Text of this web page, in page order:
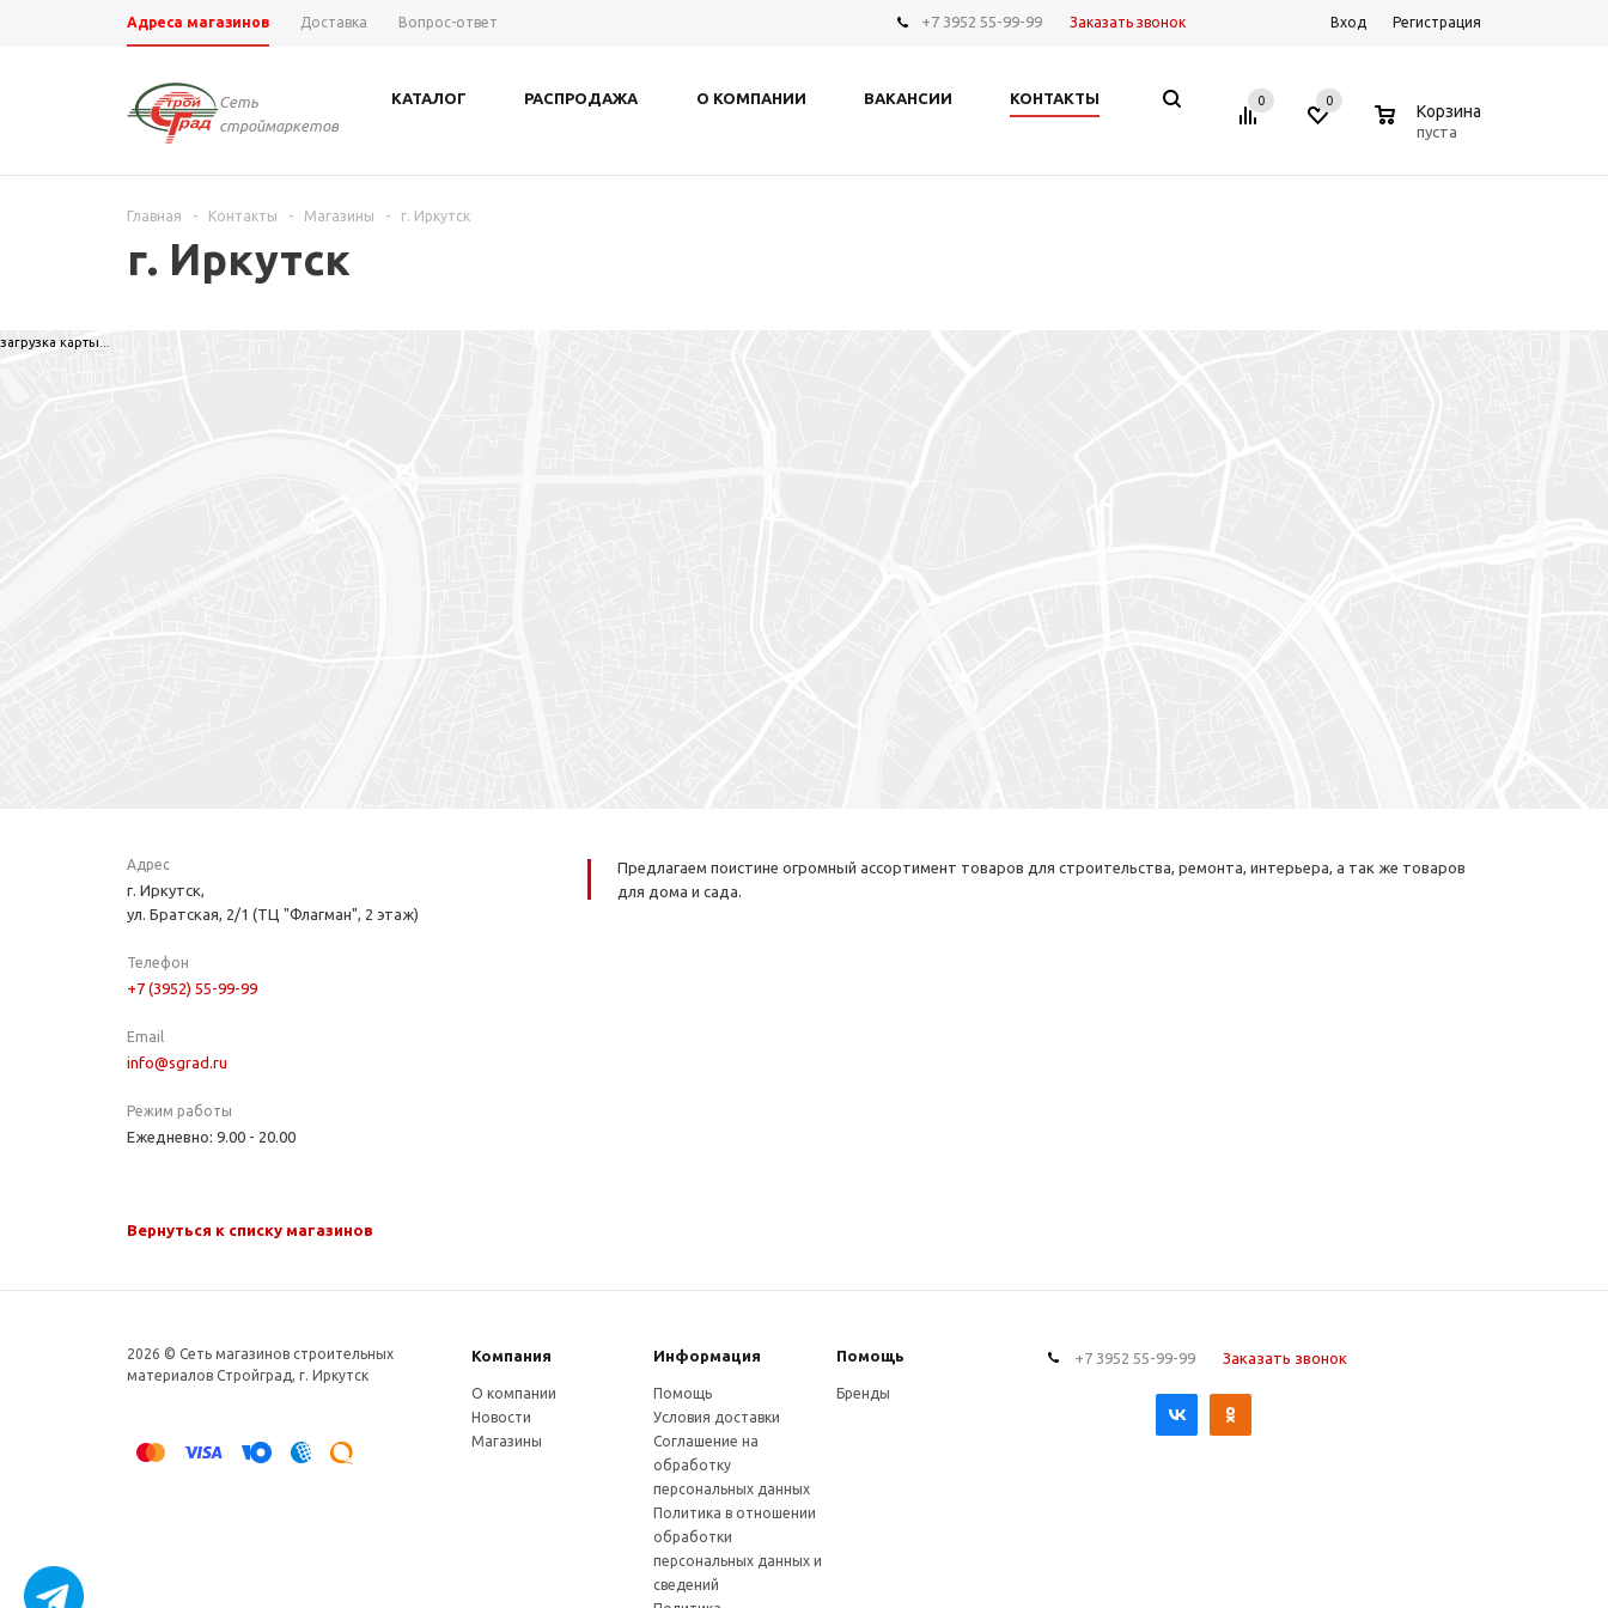
Адреса магазинов Доставка Вопрос-ответ +7 3952 55-99-99 Заказать звонок Вход Регистрация
Сеть
строймаркетов
КАТАЛОГ РАСПРОДАЖА О КОМПАНИИ ВАКАНСИИ КОНТАКТЫ 0 0
Корзина
пуста
Главная - Контакты - Магазины - г. Иркутск
г. Иркутск
загрузка карты...
Адрес
г. Иркутск,
ул. Братская, 2/1 (ТЦ "Флагман", 2 этаж)
Телефон
+7 (3952) 55-99-99
Email
info@sgrad.ru
Режим работы
Ежедневно: 9.00 - 20.00
Предлагаем поистине огромный ассортимент товаров для строительства, ремонта, интерьера, а так же товаров
для дома и сада.
Вернуться к списку магазинов
2026 © Сеть магазинов строительных
материалов Стройград, г. Иркутск
Компания Информация Помощь
О компании
Новости
Магазины
Помощь
Условия доставки
Соглашение на
обработку
персональных данных
Политика в отношении
обработки
персональных данных и
сведений
Бренды
+7 3952 55-99-99 Заказать звонок